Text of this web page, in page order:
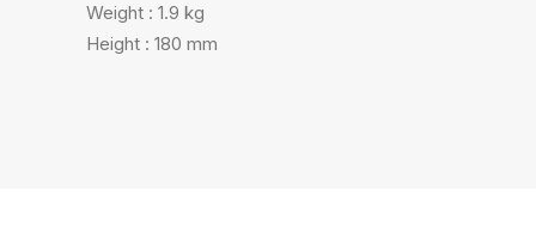
Weight : 1.9 kg
Height : 180 mm